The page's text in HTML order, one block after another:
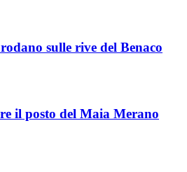
sulle rive del Benaco
il posto del Maia Merano